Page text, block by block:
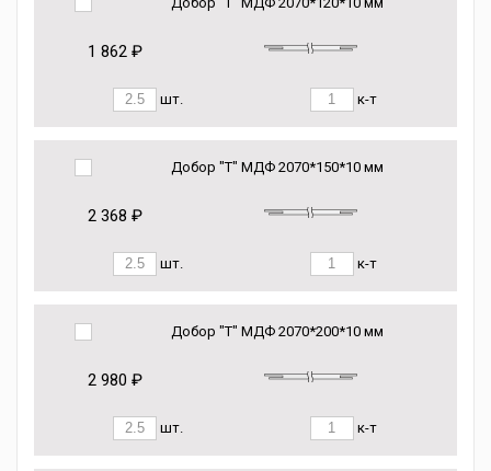
1 862 ₽
шт. к-т
Добор "Т" МДФ 2070*150*10 мм
2 368 ₽
шт. к-т
Добор "Т" МДФ 2070*200*10 мм
2 980 ₽
шт. к-т